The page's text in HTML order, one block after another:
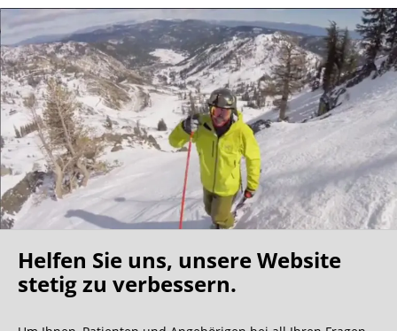
Oh what a ride!
Helfen Sie uns, unsere Website
stetig zu verbessern.